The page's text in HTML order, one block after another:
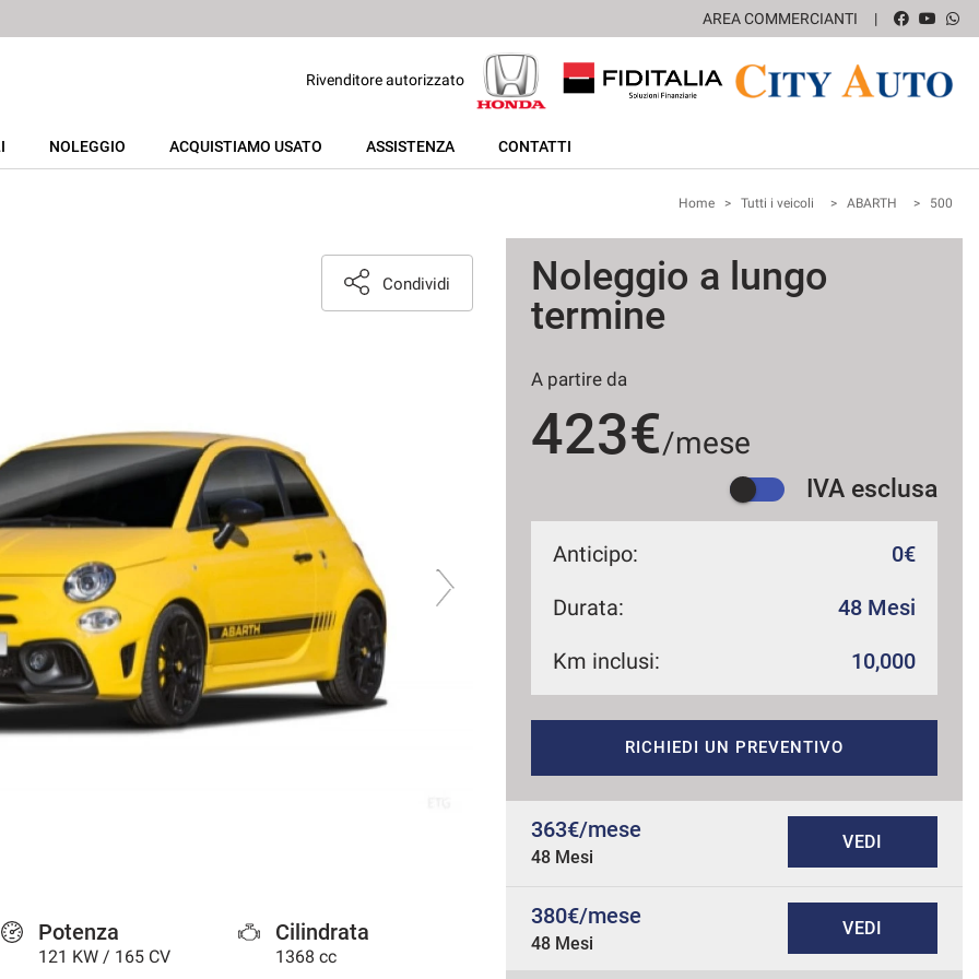
AREA COMMERCIANTI
Rivenditore autorizzato
NOLEGGIO ACQUISTIAMO USATO ASSISTENZA CONTATTI
Home > Tutti i veicoli > ABARTH > 500
Condividi
Potenza
121 KW / 165 CV
Cilindrata
1368 cc
Noleggio a lungo
termine
A partire da
423€/mese
IVA esclusa
Anticipo: 0€
Durata: 48 Mesi
Km inclusi: 10,000
RICHIEDI UN PREVENTIVO
363€/mese
48 Mesi
VEDI
380€/mese
48 Mesi
VEDI